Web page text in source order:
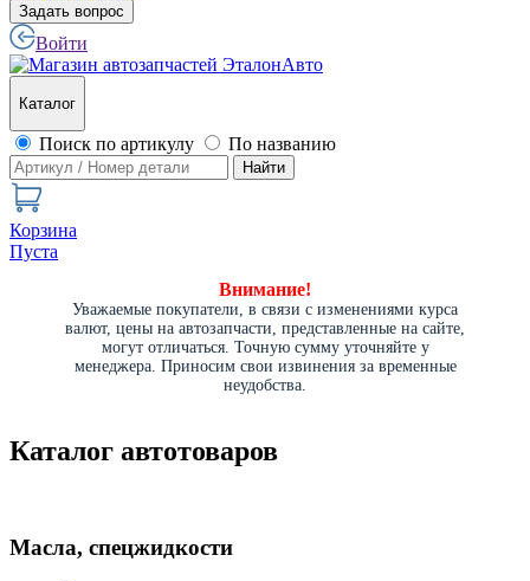
Задать вопрос
Войти
Каталог
Поиск по артикулу По названию
Найти
Корзина
Пуста
Внимание!
Уважаемые покупатели, в связи с изменениями курса
валют, цены на автозапчасти, представленные на сайте,
могут отличаться. Точную сумму уточняйте у
менеджера. Приносим свои извинения за временные
неудобства.
Каталог автотоваров
Масла, спецжидкости